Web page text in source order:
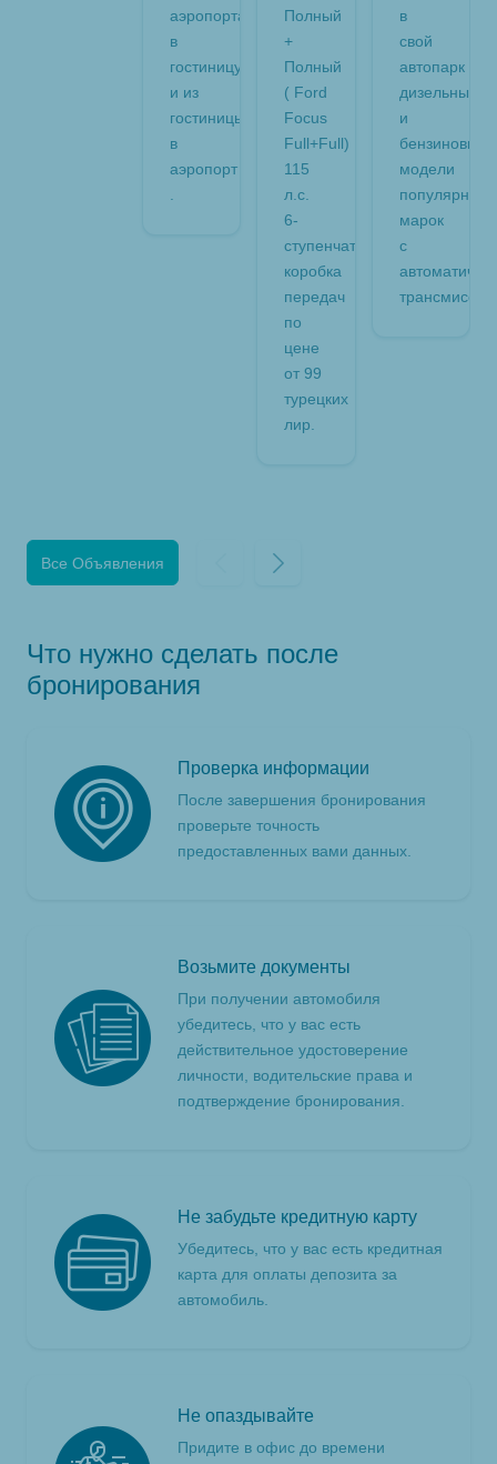
аэропорта
в
гостиницy
и из
гостиницы
в
аэропорт
Полный
+
Полный
( Ford
Focus
Full+Full)
115
л.с.
6-
ступенчатая
коробка
передач
по
цене
от 99
турецких
лир.
в
свой
автопарк
дизельные
и
бензиновые
модели
популярных
марок
с
Все Объявления
Что нужно сделать после
бронирования
Проверка информации
После завершения бронирования
проверьте точность
предоставленных вами данных.
Возьмите документы
При получении автомобиля
убедитесь, что у вас есть
действительное удостоверение
личности, водительские права и
подтверждение бронирования.
Не забудьте кредитную карту
Убедитесь, что у вас есть кредитная
карта для оплаты депозита за
автомобиль.
Не опаздывайте
Придите в офис до времени